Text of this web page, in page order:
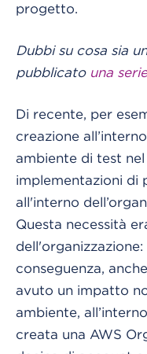
progetto.
Dubbi su cosa sia
pubblicato una serie
Di recente, per
creazione
ambiente di test
implementazioni di
all'interno
Questa necessità
conseguenza,
avuto un impatto
ambiente,
creata una AWS